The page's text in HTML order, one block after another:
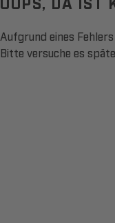
Aufgrund eines
Bitte versuche es